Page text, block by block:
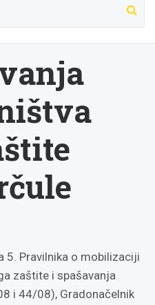
5. Pravilnika o mobilizaciji
zaštite i spašavanja
i 44/08), Gradonačelnik